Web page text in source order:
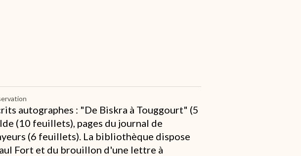
autographes : "De Biskra à Touggourt" (5
(10 feuillets), pages du journal de
(6 feuillets). La bibliothèque dispose
Fort et du brouillon d'une lettre à